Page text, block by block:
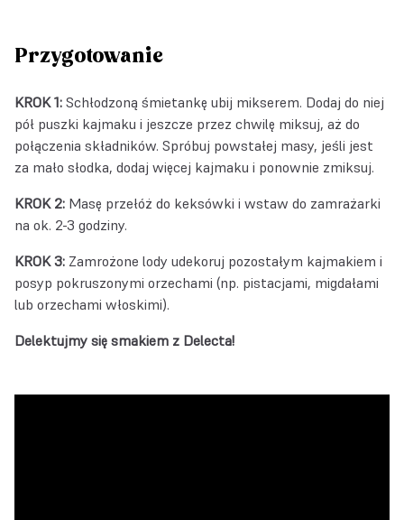
Przygotowanie
KROK 1: Schłodzoną śmietankę ubij mikserem. Dodaj do niej
pół puszki kajmaku i jeszcze przez chwilę miksuj, aż do
połączenia składników. Spróbuj powstałej masy, jeśli jest
za mało słodka, dodaj więcej kajmaku i ponownie zmiksuj.
KROK 2: Masę przełóż do keksówki i wstaw do zamrażarki
na ok. 2-3 godziny.
KROK 3: Zamrożone lody udekoruj pozostałym kajmakiem i
posyp pokruszonymi orzechami (np. pistacjami, migdałami
lub orzechami włoskimi).
Delektujmy się smakiem z Delecta!